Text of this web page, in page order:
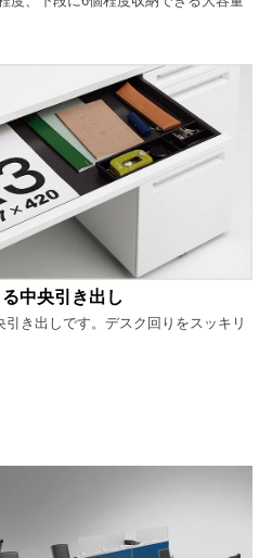
中央引き出し
き出しです。デスク回りをスッキリ